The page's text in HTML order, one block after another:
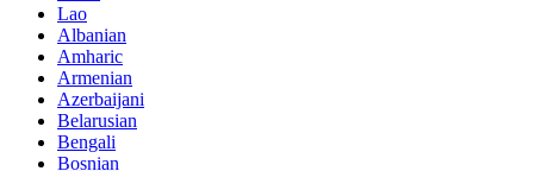
Lao
Albanian
Amharic
Armenian
Azerbaijani
Belarusian
Bengali
Bosnian